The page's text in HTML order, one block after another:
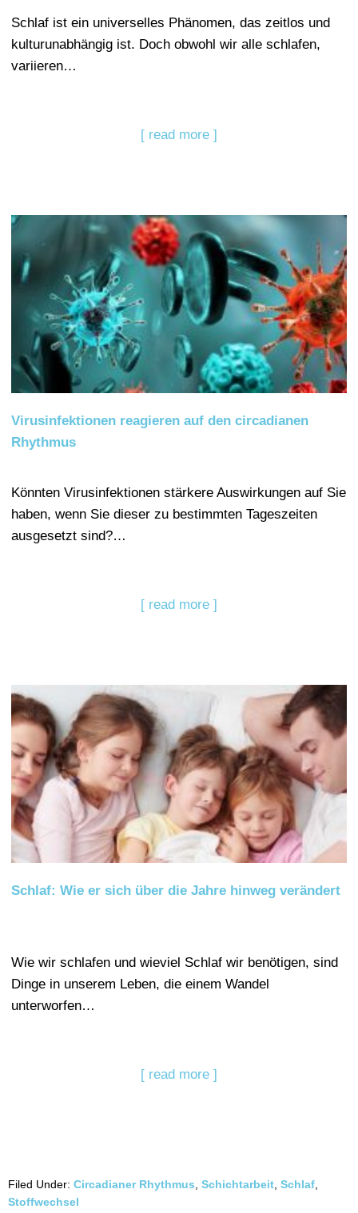
Schlaf ist ein universelles Phänomen, das zeitlos und
kulturunabhängig ist. Doch obwohl wir alle schlafen,
variieren…
[ read more ]
Virusinfektionen reagieren auf den circadianen
Rhythmus
Könnten Virusinfektionen stärkere Auswirkungen auf Sie
haben, wenn Sie dieser zu bestimmten Tageszeiten
ausgesetzt sind?…
[ read more ]
Schlaf: Wie er sich über die Jahre hinweg verändert
Wie wir schlafen und wieviel Schlaf wir benötigen, sind
Dinge in unserem Leben, die einem Wandel
unterworfen…
[ read more ]
Filed Under: Circadianer Rhythmus, Schichtarbeit, Schlaf,
Stoffwechsel